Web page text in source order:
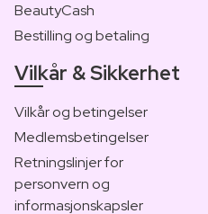
BeautyCash
Bestilling og betaling
Vilkår & Sikkerhet
Vilkår og betingelser
Medlemsbetingelser
Retningslinjer for
personvern og
informasjonskapsler